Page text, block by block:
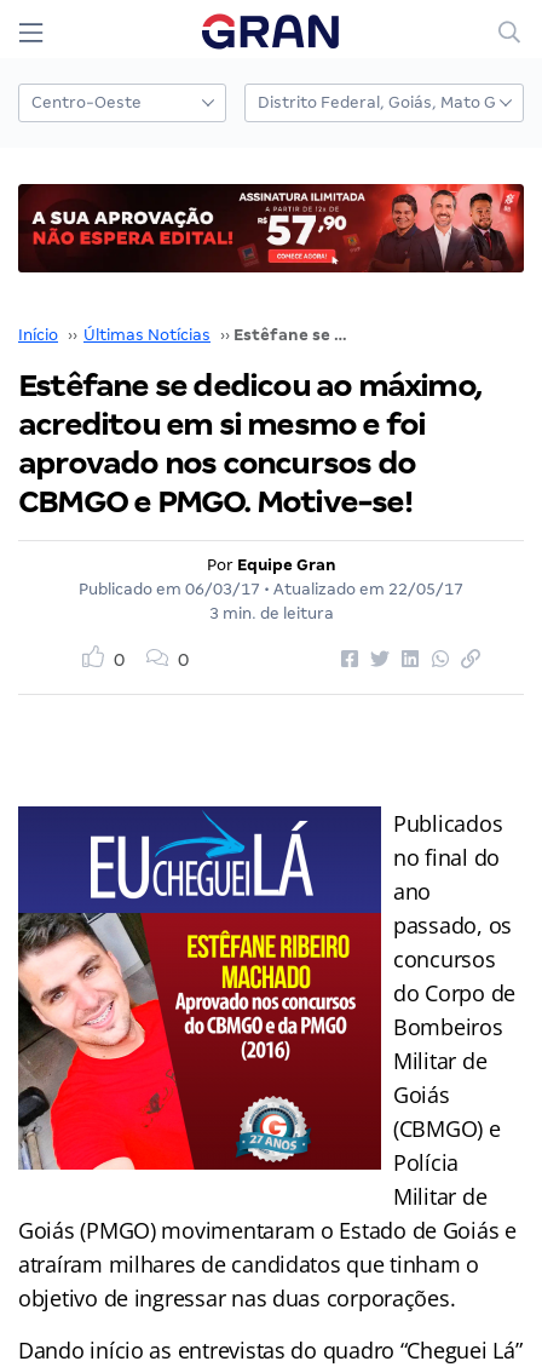
Início ›› Últimas Notícias ›› Estêfane se dedicou ao máximo, acreditou em si mesmo e foi aprovado nos concursos do CBMGO e PMGO. Motive-se!
Estêfane se dedicou ao máximo,
acreditou em si mesmo e foi
aprovado nos concursos do
CBMGO e PMGO. Motive-se!
Por Equipe Gran
Publicado em 06/03/17 • Atualizado em 22/05/17
3 min. de leitura
0 0
Publicados
no final do
ano
passado, os
concursos
do Corpo de
Bombeiros
Militar de
Goiás
(CBMGO) e
Polícia
Militar de
Goiás (PMGO) movimentaram o Estado de Goiás e
atraíram milhares de candidatos que tinham o
objetivo de ingressar nas duas corporações.
Dando início as entrevistas do quadro “Cheguei Lá”